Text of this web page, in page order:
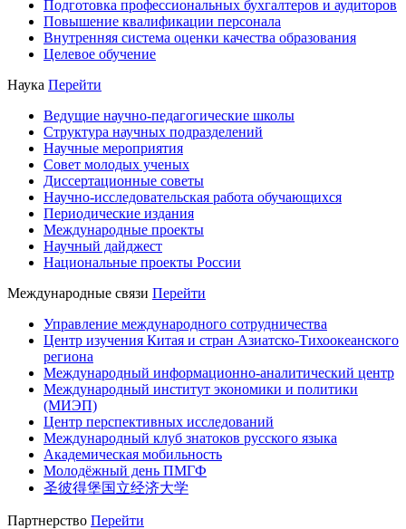
Подготовка профессиональных бухгалтеров и аудиторов
Повышение квалификации персонала
Внутренняя система оценки качества образования
Целевое обучение
Наука Перейти
Ведущие научно-педагогические школы
Структура научных подразделений
Научные мероприятия
Совет молодых ученых
Диссертационные советы
Научно-исследовательская работа обучающихся
Периодические издания
Международные проекты
Научный дайджест
Национальные проекты России
Международные связи Перейти
Управление международного сотрудничества
Центр изучения Китая и стран Азиатско-Тихоокеанского
региона
Международный информационно-аналитический центр
Международный институт экономики и политики
(МИЭП)
Центр перспективных исследований
Международный клуб знатоков русского языка
Академическая мобильность
Молодёжный день ПМГФ
圣彼得堡国立经济大学
Партнерство Перейти